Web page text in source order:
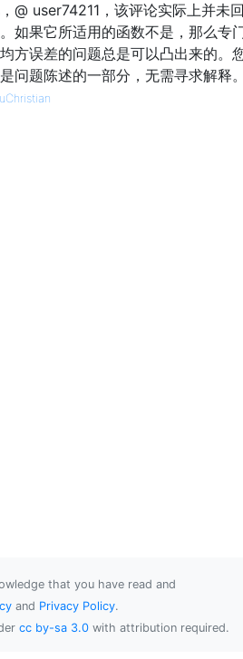
@ user74211，该评论实际上并未
如果它所适用的函数不是，那么专
方误差的问题总是可以凸出来的。
问题陈述的一部分，无需寻求解释
that you have read and
and Privacy Policy.
cc by-sa 3.0 with attribution required.